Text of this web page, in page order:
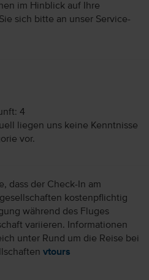
im Hinblick auf Ihre
sich bitte an unser Service-
4
liegen uns keine Kenntnisse
vor.
dass der Check-In am
kostenpflichtig
während des Fluges
variieren. Informationen
unter Rund um die Reise bei
vtours